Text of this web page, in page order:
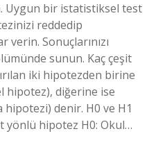
Uygun bir istatistiksel test
reddedip
Sonuçlarınızı
sunun. Kaç çeşit
iki hipotezden birine
hipotez), diğerine ise
hipotezi) denir. H0 ve H1
yönlü hipotez H0: Okul…